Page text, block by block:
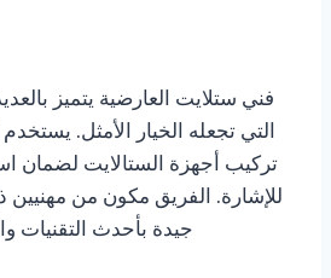
فني ستلايت العارضية يتميز
التي تجعله الخيار الأمثل.
تركيب أجهزة الستالايت لضمان
للإشارة. الفريق مكون من
جيدة بأحدث التقنيات